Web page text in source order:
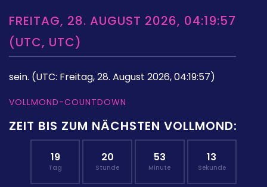
FREITAG, 28. AUGUST 2026, 04:19:57
(UTC, UTC)
sein. (UTC: Freitag, 28. August 2026, 04:19:57)
VOLLMOND-COUNTDOWN
ZEIT BIS ZUM NÄCHSTEN VOLLMOND:
19
Tag
20
Stunde
53
Minute
12
Sekunde